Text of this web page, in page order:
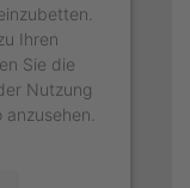
Ihren
Sie die
Nutzung